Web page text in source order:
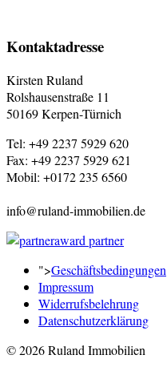
Kontaktadresse
Kirsten Ruland
Rolshausenstraße 11
50169 Kerpen-Türnich
Tel: +49 2237 5929 620
Fax: +49 2237 5929 621
Mobil: +0172 235 6560
info@ruland-immobilien.de
">Geschäftsbedingungen
Impressum
Widerrufsbelehrung
Datenschutzerklärung
© 2026 Ruland Immobilien